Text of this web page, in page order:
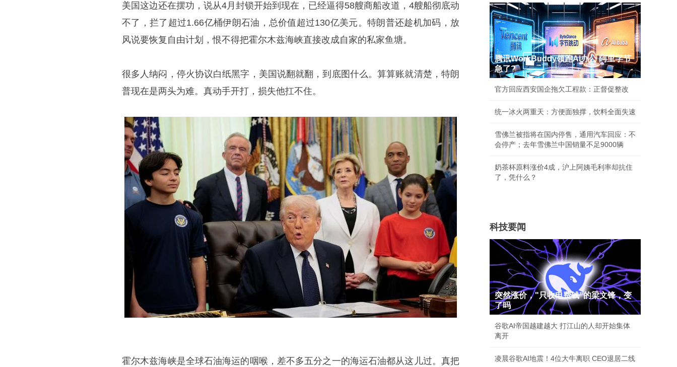
美国这边还在摆功，说从4月封锁开始到现在，已经逼得58艘商船改道，4艘船彻底动
不了，拦了超过1.66亿桶伊朗石油，总价值超过130亿美元。特朗普还趁机加码，放
风说要恢复自由计划，恨不得把霍尔木兹海峡直接改成自家的私家鱼塘。
很多人纳闷，停火协议白纸黑字，美国说翻就翻，到底图什么。算算账就清楚，特朗
普现在是两头为难。真动手开打，损失他扛不住。
霍尔木兹海峡是全球石油海运的咽喉，差不多五分之一的海运石油都从这儿过。真把
腾讯WorkBuddy领跑AI办公 阿里字节
急了?
官方回应西安国企拖欠工程款：正督促整改
统一冰火两重天：方便面独撑，饮料全面失速
雪佛兰被指将在国内停售，通用汽车回应：不
会停产；去年雪佛兰中国销量不足9000辆
奶茶杯原料涨价4成，沪上阿姨毛利率却抗住
了，凭什么？
科技要闻
突然涨价，"只收电费钱"的梁文锋，变
了吗
谷歌AI帝国越建越大 打江山的人却开始集体
离开
凌晨谷歌AI地震！4位大牛离职 CEO退居二线